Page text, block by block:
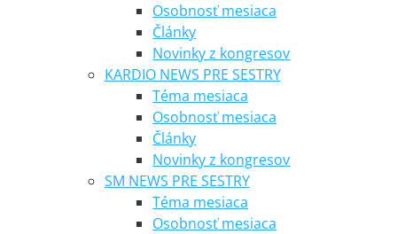
Osobnosť mesiaca
Články
Novinky z kongresov
KARDIO NEWS PRE SESTRY
Téma mesiaca
Osobnosť mesiaca
Články
Novinky z kongresov
SM NEWS PRE SESTRY
Téma mesiaca
Osobnosť mesiaca